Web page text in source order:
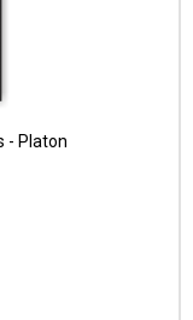
- Platon